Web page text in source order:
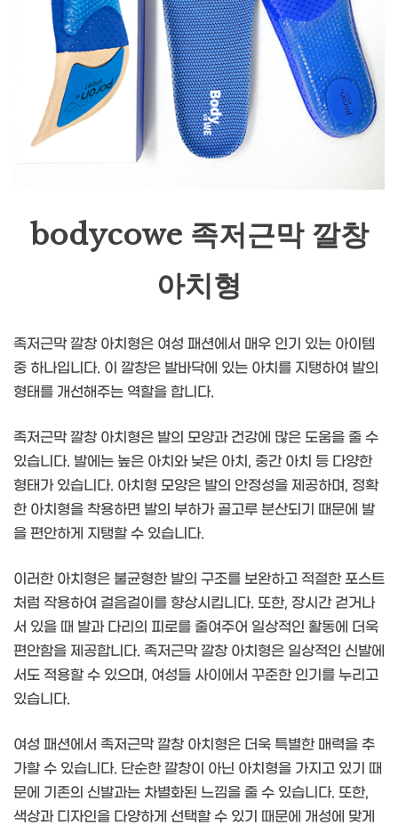
bodycowe 족저근막 깔창
아치형
족저근막 깔창 아치형은 여성 패션에서 매우 인기 있는 아이템
중 하나입니다. 이 깔창은 발바닥에 있는 아치를 지탱하여 발의
형태를 개선해주는 역할을 합니다.
족저근막 깔창 아치형은 발의 모양과 건강에 많은 도움을 줄 수
있습니다. 발에는 높은 아치와 낮은 아치, 중간 아치 등 다양한
형태가 있습니다. 아치형 모양은 발의 안정성을 제공하며, 정확
한 아치형을 착용하면 발의 부하가 골고루 분산되기 때문에 발
을 편안하게 지탱할 수 있습니다.
이러한 아치형은 불균형한 발의 구조를 보완하고 적절한 포스트
처럼 작용하여 걸음걸이를 향상시킵니다. 또한, 장시간 걷거나
서 있을 때 발과 다리의 피로를 줄여주어 일상적인 활동에 더욱
편안함을 제공합니다. 족저근막 깔창 아치형은 일상적인 신발에
서도 적용할 수 있으며, 여성들 사이에서 꾸준한 인기를 누리고
있습니다.
여성 패션에서 족저근막 깔창 아치형은 더욱 특별한 매력을 추
가할 수 있습니다. 단순한 깔창이 아닌 아치형을 가지고 있기 때
문에 기존의 신발과는 차별화된 느낌을 줄 수 있습니다. 또한,
색상과 디자인을 다양하게 선택할 수 있기 때문에 개성에 맞게